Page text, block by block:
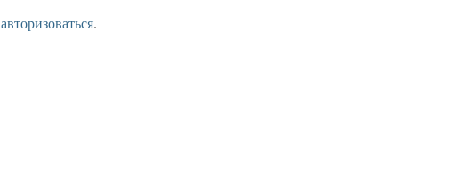
авторизоваться.